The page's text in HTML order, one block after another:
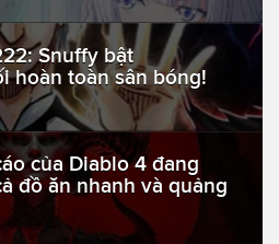
Snuffy bật
hoàn toàn sân bóng!
của Diablo 4 đang
đồ ăn nhanh và quảng